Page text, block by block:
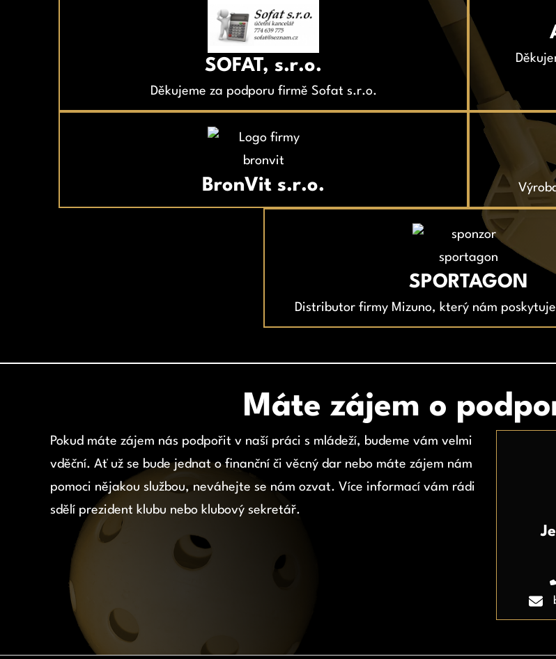
SOFAT, s.r.o.
Děkujeme za podporu firmě Sofat s.r.o.
BronVit s.r.o.
SPORTAGON
Distributor firmy Mizuno, který nám
Máte zájem o
Pokud máte zájem nás podpořit v naší práci s mládeží, budeme vám velmi
vděční. Ať už se bude jednat o finanční či věcný dar nebo máte zájem nám
pomoci nějakou službou, neváhejte se nám ozvat. Více informací vám rádi
sdělí prezident klubu nebo klubový sekretář.